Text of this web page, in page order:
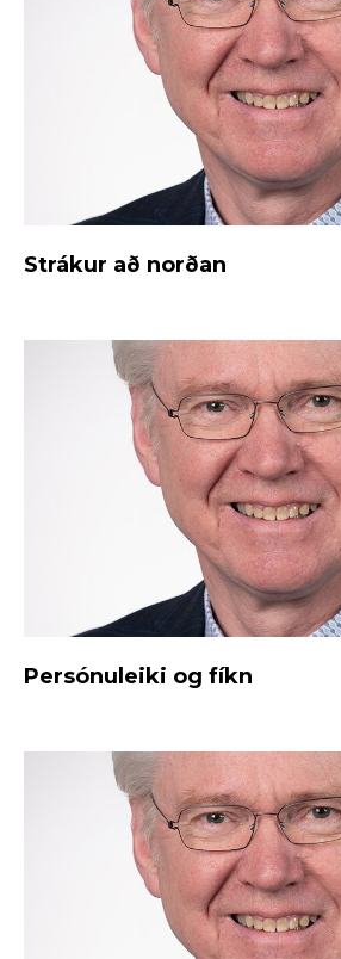
Strákur að norðan
Persónuleiki og fíkn